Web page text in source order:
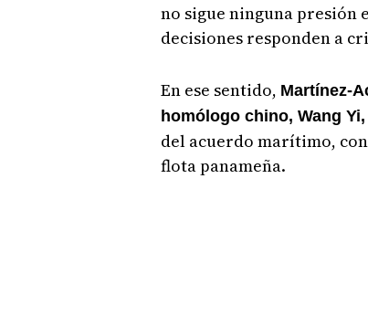
no sigue ninguna presión
decisiones responden a
En ese sentido, Martínez-
homólogo chino, Wang Yi,
del acuerdo marítimo,
flota panameña.